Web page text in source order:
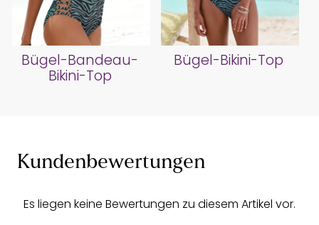
Bügel-Bandeau-
Bikini-Top
Bügel-Bikini-Top
Kundenbewertungen
Es liegen keine Bewertungen zu diesem Artikel vor.